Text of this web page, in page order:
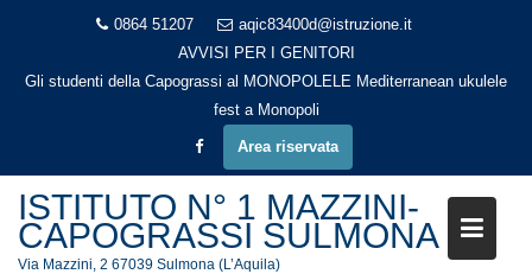
0864 51207
aqic83400d@istruzione.it
AVVISI PER I GENITORI
Gli studenti della Capograssi al MONOPOLELE Mediterranean ukulele
fest a Monopoli
Area riservata
ISTITUTO N° 1 MAZZINI-
CAPOGRASSI SULMONA
Via Mazzini, 2 67039 Sulmona (L’Aquila)